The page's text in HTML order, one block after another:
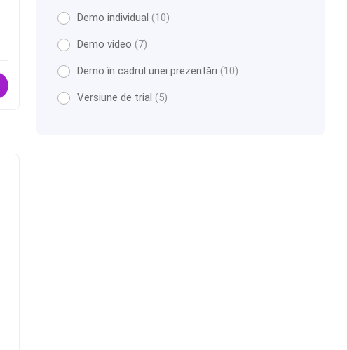
Demo individual(10)
Demo video(7)
Demo în cadrul unei prezentări(10)
Versiune de trial(5)